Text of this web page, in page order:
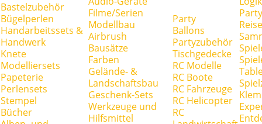
Bastelzubehör
Bügelperlen
Handarbeitssets &
Handwerk
Knete
Modelliersets
Papeterie
Perlensets
Stempel
Bücher
Filme/Serien
Modellbau
Airbrush
Bausätze
Farben
Gelände- &
Landschaftsbau
Geschenk-Sets
Werkzeuge und
Hilfsmittel
Party
Ballons
Partyzubehör
Tischgedecke
RC Modelle
RC Boote
RC Fahrzeuge
RC Helicopter
RC